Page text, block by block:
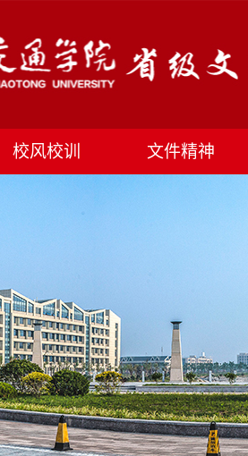
校风校训 文件精神